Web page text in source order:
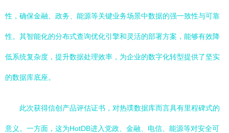
性，确保金融、政务、能源等关键业务场景中数据的强一致性与可靠
性。其智能化的分布式查询优化引擎和灵活的部署方案，能够有效降
低系统复杂度，提升数据处理效率，为企业的数字化转型提供了坚实
的数据库底座。
此次获得信创产品评估证书，对热璞数据库而言具有里程碑式的
意义。一方面，这为HotDB进入党政、金融、电信、能源等对安全可